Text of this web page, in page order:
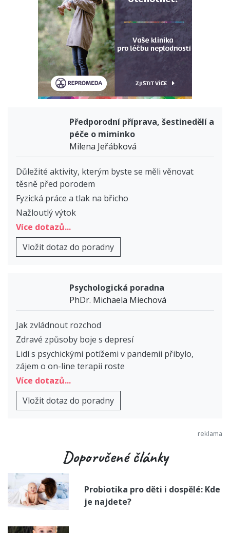
Předporodní příprava, šestinedělí a
péče o miminko
Milena Jeřábková
Důležité aktivity, kterým byste se měli věnovat
těsně před porodem
Fyzická práce a tlak na břicho
Nažloutlý výtok
Více dotazů...
Vložit dotaz do poradny
Psychologická poradna
PhDr. Michaela Miechová
Jak zvládnout rozchod
Zdravé způsoby boje s depresí
Lidí s psychickými potížemi v pandemii přibylo,
zájem o on-line terapii roste
Více dotazů...
Vložit dotaz do poradny
Doporučené články
Probiotika pro děti i dospělé: Kde
je najdete?